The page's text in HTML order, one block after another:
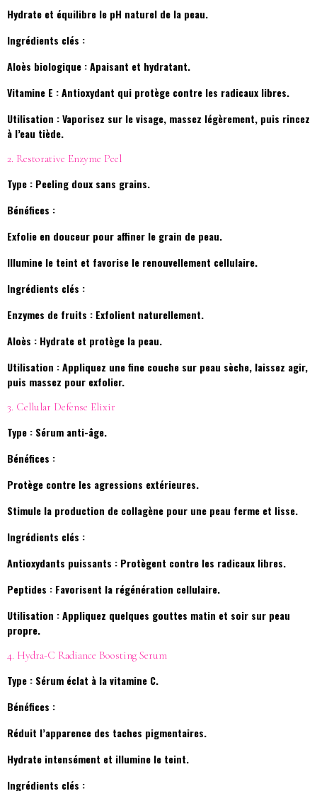
Hydrate et équilibre le pH naturel de la peau.
Ingrédients clés :
Aloès biologique : Apaisant et hydratant.
Vitamine E : Antioxydant qui protège contre les radicaux libres.
Utilisation : Vaporisez sur le visage, massez légèrement, puis rincez
à l’eau tiède.
2. Restorative Enzyme Peel
Type : Peeling doux sans grains.
Bénéfices :
Exfolie en douceur pour affiner le grain de peau.
Illumine le teint et favorise le renouvellement cellulaire.
Ingrédients clés :
Enzymes de fruits : Exfolient naturellement.
Aloès : Hydrate et protège la peau.
Utilisation : Appliquez une fine couche sur peau sèche, laissez agir,
puis massez pour exfolier.
3. Cellular Defense Elixir
Type : Sérum anti-âge.
Bénéfices :
Protège contre les agressions extérieures.
Stimule la production de collagène pour une peau ferme et lisse.
Ingrédients clés :
Antioxydants puissants : Protègent contre les radicaux libres.
Peptides : Favorisent la régénération cellulaire.
Utilisation : Appliquez quelques gouttes matin et soir sur peau
propre.
4. Hydra-C Radiance Boosting Serum
Type : Sérum éclat à la vitamine C.
Bénéfices :
Réduit l’apparence des taches pigmentaires.
Hydrate intensément et illumine le teint.
Ingrédients clés :